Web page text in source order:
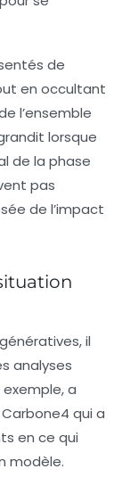
de
en occultant
l’ensemble
lorsque
de la phase
pas
de l’impact
, il
analyses
a
qui a
en ce qui
modèle.